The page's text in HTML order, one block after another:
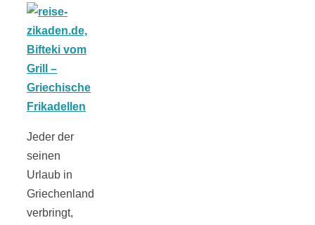
Jeder der
seinen
Urlaub in
Griechenland
verbringt,